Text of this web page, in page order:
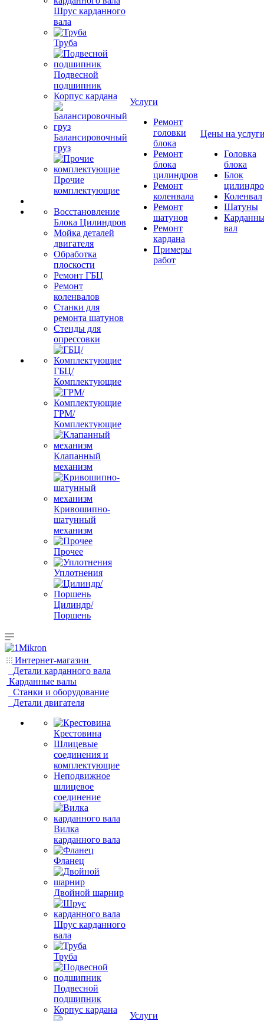
Шрус карданного
вала
Труба
Подвесной
подшипник
Корпус кардана
Балансировочный
груз
Прочие
комплектующие
Восстановление
Блока Цилиндров
Мойка деталей
двигателя
Обработка
плоскости
Ремонт ГБЦ
Ремонт
коленвалов
Станки для
ремонта шатунов
Стенды для
опрессовки
ГБЦ/
Комплектующие
ГРМ/
Комплектующие
Клапанный
механизм
Кривошипно-
шатунный
механизм
Прочее
Уплотнения
Цилиндр/
Поршень
Услуги
Ремонт
головки
блока
Ремонт
блока
цилиндров
Ремонт
коленвала
Ремонт
шатунов
Ремонт
кардана
Примеры
работ
Цены на
Головка
блока
Блок
Коленвал
Шатуны
вал
Интернет-магазин
Детали карданного вала
Карданные валы
Станки и оборудование
Детали двигателя
Крестовина
Шлицевые
соединения и
комплектующие
Неподвижное
шлицевое
соединение
Вилка
карданного вала
Фланец
Двойной шарнир
Шрус карданного
вала
Труба
Подвесной
подшипник
Корпус кардана
Услуги